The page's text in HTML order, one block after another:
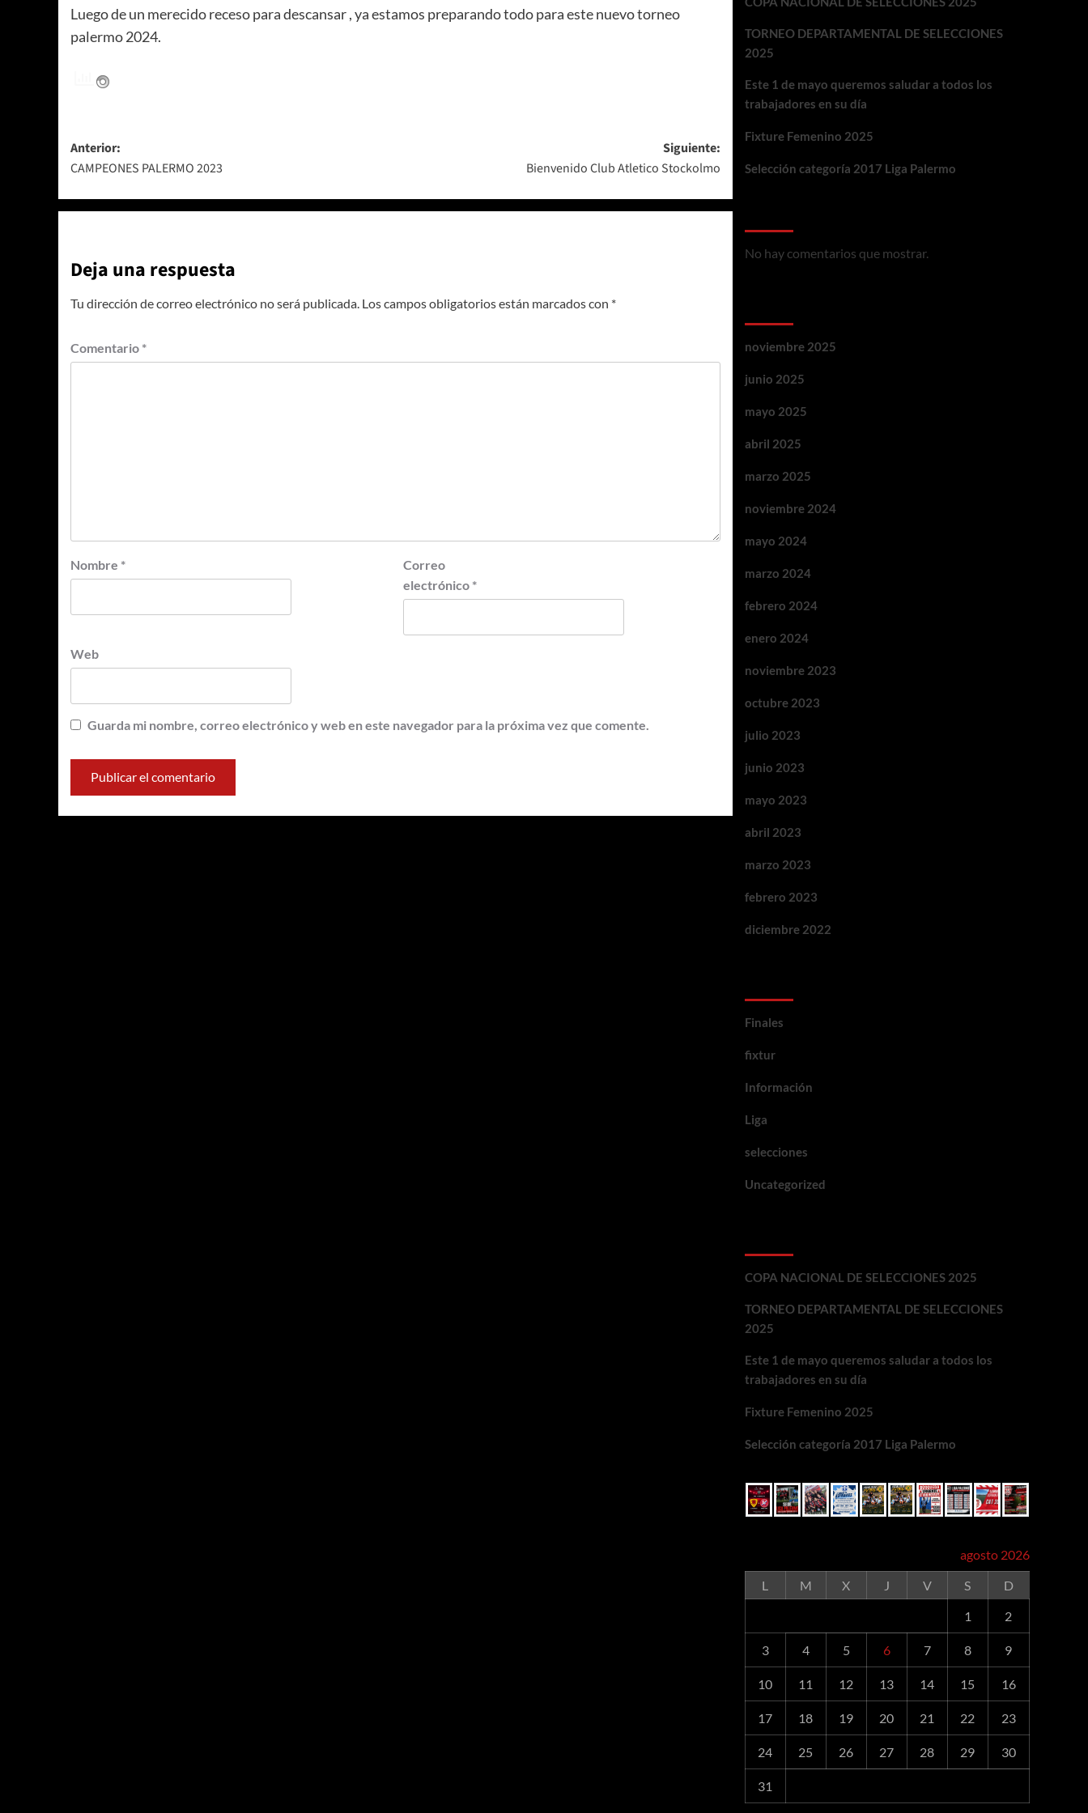
Luego de un merecido receso para descansar , ya estamos preparando todo para este nuevo torneo
palermo 2024.
Navegación
de
entradas
Anterior:
CAMPEONES PALERMO 2023
Siguiente:
Bienvenido Club Atletico Stockolmo
Deja una respuesta
Tu dirección de correo electrónico no será publicada. Los campos obligatorios están marcados con *
Comentario *
Nombre *
Correo
electrónico *
Web
Guarda mi nombre, correo electrónico y web en este navegador para la próxima vez que comente.
TORNEO DEPARTAMENTAL DE SELECCIONES
2025
Este 1 de mayo queremos saludar a todos los
trabajadores en su día
Fixture Femenino 2025
Selección categoría 2017 Liga Palermo
No hay comentarios que mostrar.
noviembre 2025
junio 2025
mayo 2025
abril 2025
marzo 2025
noviembre 2024
mayo 2024
marzo 2024
febrero 2024
enero 2024
noviembre 2023
octubre 2023
julio 2023
junio 2023
mayo 2023
abril 2023
marzo 2023
febrero 2023
diciembre 2022
Finales
fixtur
Información
Liga
selecciones
Uncategorized
COPA NACIONAL DE SELECCIONES 2025
TORNEO DEPARTAMENTAL DE SELECCIONES
2025
Este 1 de mayo queremos saludar a todos los
trabajadores en su día
Fixture Femenino 2025
Selección categoría 2017 Liga Palermo
agosto 2026
L
M X J V S
D
1
2
3 4 5 6 7 8 9
10 11 12 13 14 15 16
17 18 19 20 21 22 23
24 25 26 27 28 29 30
31